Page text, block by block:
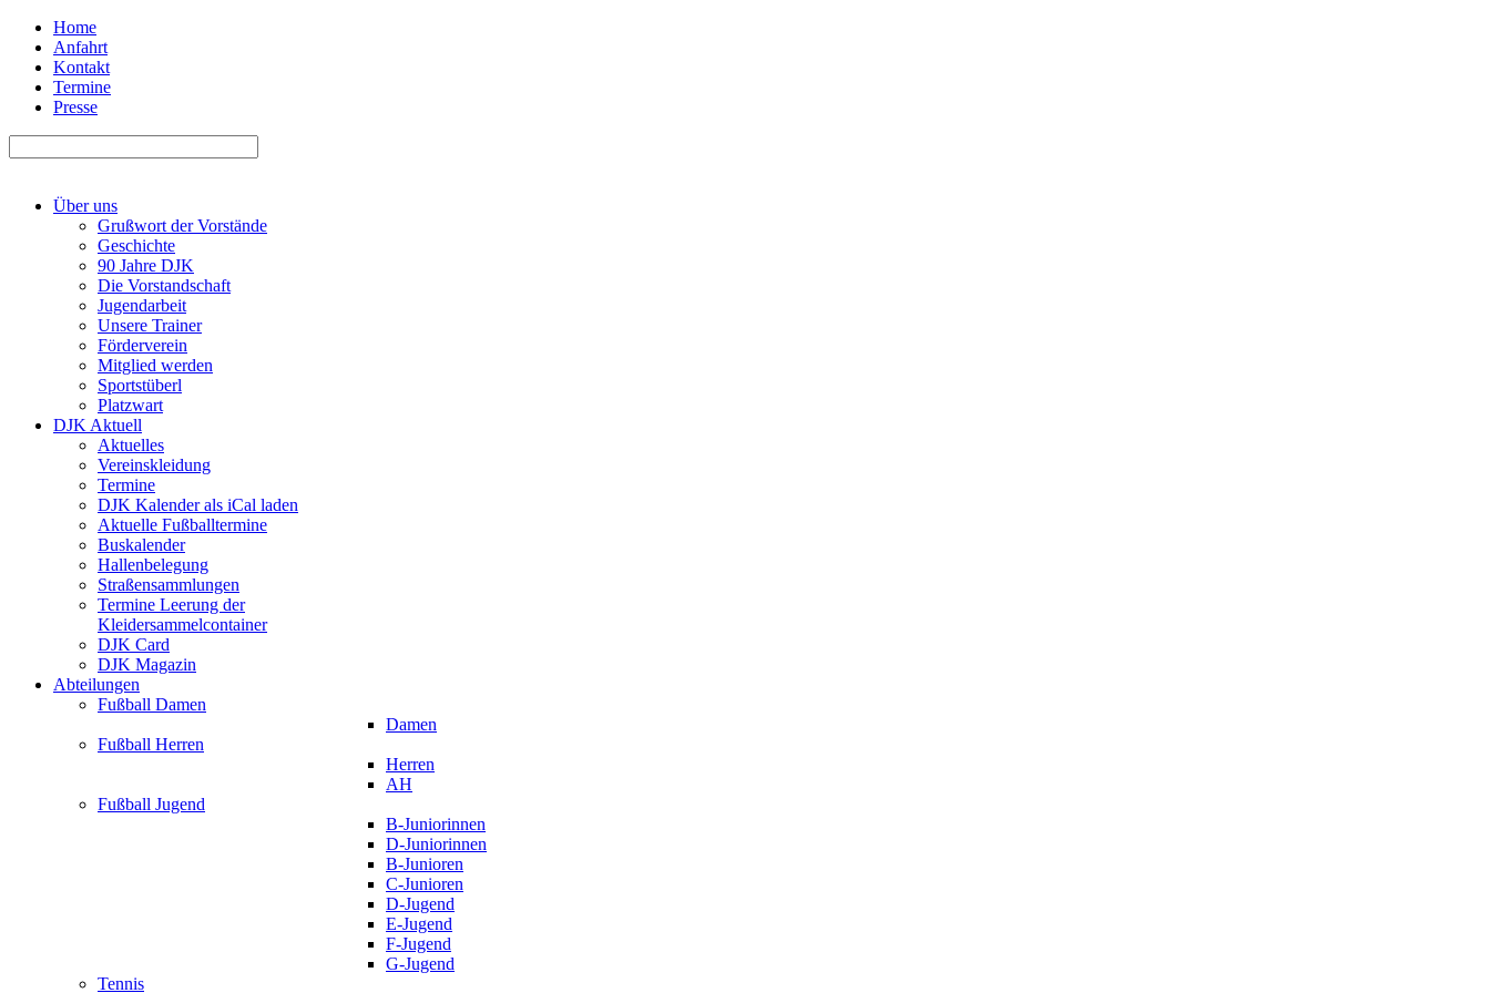
Home
Anfahrt
Kontakt
Termine
Presse
Über uns
Grußwort der Vorstände
Geschichte
90 Jahre DJK
Die Vorstandschaft
Jugendarbeit
Unsere Trainer
Förderverein
Mitglied werden
Sportstüberl
Platzwart
DJK Aktuell
Aktuelles
Vereinskleidung
Termine
DJK Kalender als iCal laden
Aktuelle Fußballtermine
Buskalender
Hallenbelegung
Straßensammlungen
Termine Leerung der
Kleidersammelcontainer
DJK Card
DJK Magazin
Abteilungen
Fußball Damen
Damen
Fußball Herren
Herren
AH
Fußball Jugend
B-Juniorinnen
D-Juniorinnen
B-Junioren
C-Junioren
D-Jugend
E-Jugend
F-Jugend
G-Jugend
Tennis